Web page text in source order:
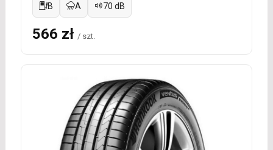
B A 70 dB
566 zł / szt.